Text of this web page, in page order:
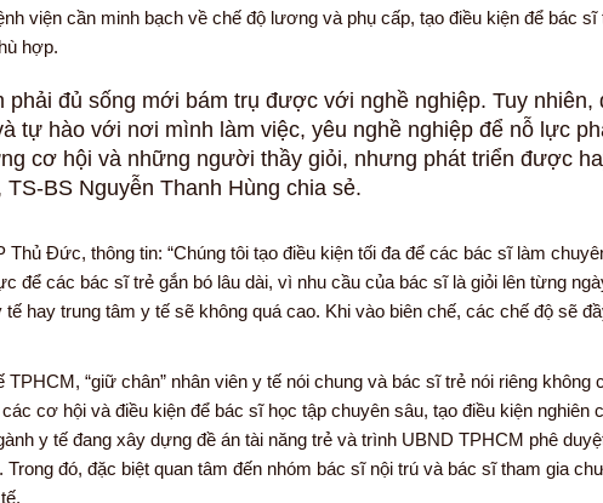
viện cần minh bạch về chế độ lương và phụ cấp, tạo điều kiện để bác sĩ
hợp.
phải đủ sống mới bám trụ được với nghề nghiệp. Tuy nhiên,
tự hào với nơi mình làm việc, yêu nghề nghiệp để nỗ lực
cơ hội và những người thầy giỏi, nhưng phát triển được
BS Nguyễn Thanh Hùng chia sẻ.
Đức, thông tin: “Chúng tôi tạo điều kiện tối đa để các bác sĩ làm
để các bác sĩ trẻ gắn bó lâu dài, vì nhu cầu của bác sĩ là giỏi lên từng
hay trung tâm y tế sẽ không quá cao. Khi vào biên chế, các chế độ sẽ
“giữ chân” nhân viên y tế nói chung và bác sĩ trẻ nói riêng không
cơ hội và điều kiện để bác sĩ học tập chuyên sâu, tạo điều kiện nghiên
y tế đang xây dựng đề án tài năng trẻ và trình UBND TPHCM phê
đó, đặc biệt quan tâm đến nhóm bác sĩ nội trú và bác sĩ tham gia